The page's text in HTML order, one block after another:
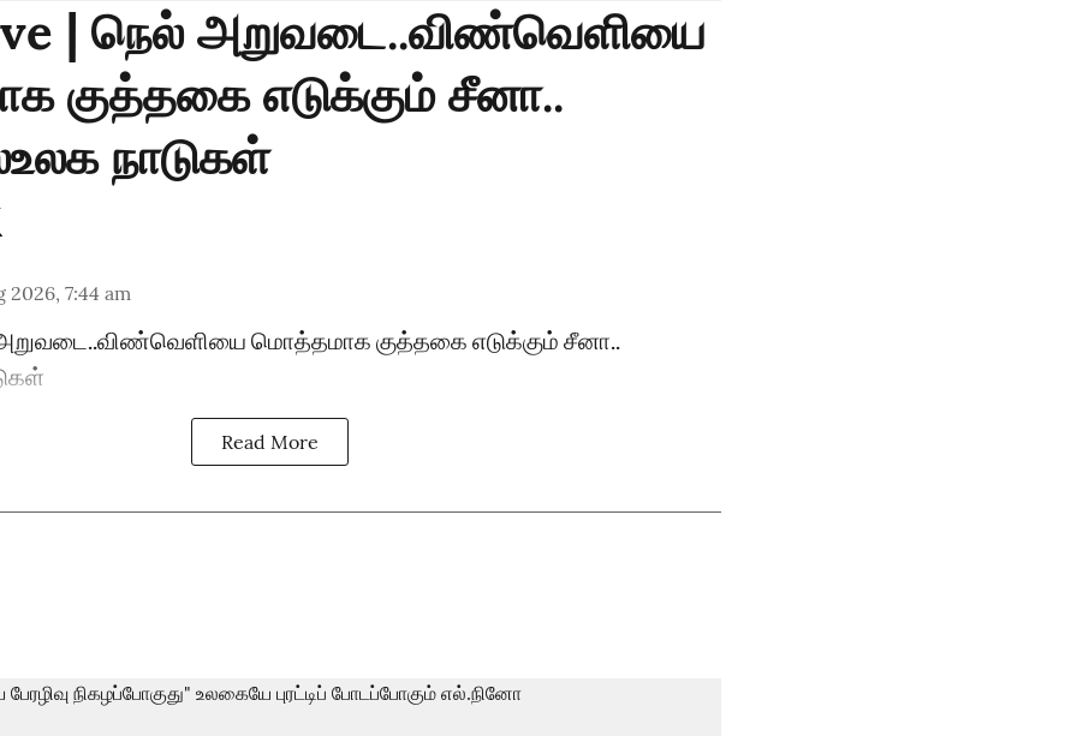
| நெல் அறுவடை..விண்வெளியை
குத்தகை எடுக்கும் சீனா..
நாடுகள்
2026, 7:44 am
அறுவடை..விண்வெளியை மொத்தமாக குத்தகை எடுக்கும் சீனா..
Read More